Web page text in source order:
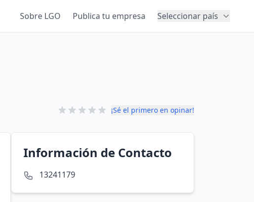
Sobre LGO Publica tu empresa Seleccionar país
¡Sé el primero en opinar!
Información de Contacto
13241179